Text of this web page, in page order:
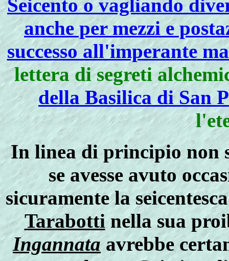
Seicento o vagliando
anche per mezzi e
successo all'imperante
lettera di segreti
della Basilica di San
In linea di principio non
se avesse avuto
sicuramente la
Tarabottinella sua
Ingannataavrebbe